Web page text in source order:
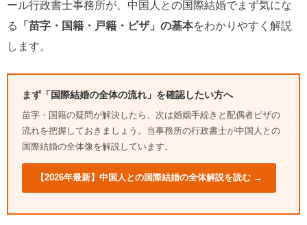
ール行政書士事務所が、中国人との国際結婚でまず気にな
る
「苗字・国籍・戸籍・ビザ」の基本をわかりやすく解説
します。
まず「国際結婚の全体の流れ」を確認したい方へ
苗字・国籍の疑問が解決したら、次は婚姻手続きと配偶者ビザの
流れを把握しておきましょう。当事務所の行政書士が中国人との
国際結婚の全体像を解説しています。
【2026年最新】中国人との国際結婚の全体解説を読む →